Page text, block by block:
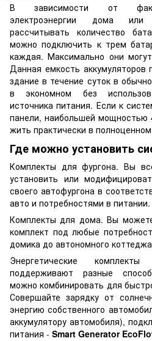
В зависимости от
электроэнергии дома или
рассчитывать количество
можно подключить к трем
каждая. Максимально они
Данная емкость аккумуляторов
здание в течение суток в
в экономном без
источника питания. Если к
панели, наибольшей
жить практически в
Где можно установить
Комплекты для фургона. Вы
установить или
своего автофургона в
авто и потребностями в питании.
Комплекты для дома. Вы
комплект под любые
домика до автономного
Энергетические комплекты
поддерживают разные
можно комбинировать для
Совершайте зарядку от
энергию собственного
аккумулятору автомобиля),
питания - Smart Generator